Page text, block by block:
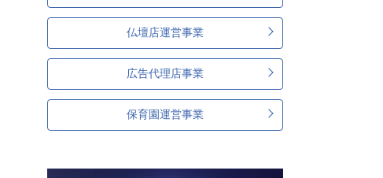
仏壇店運営事業
広告代理店事業
保育園運営事業